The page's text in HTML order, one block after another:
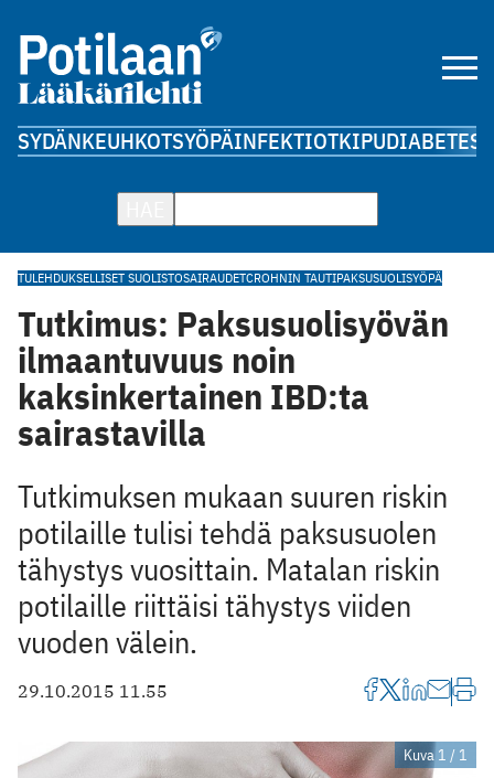
SYDÄNKEUHKOTSYÖPÄINFEKTIOTKIPUDIABETES
TULEHDUKSELLISET SUOLISTOSAIRAUDETCROHNIN TAUTIPAKSUSUOLISYÖPÄ
Tutkimus: Paksusuolisyövän
ilmaantuvuus noin
kaksinkertainen IBD:ta
sairastavilla
Tutkimuksen mukaan suuren riskin
potilaille tulisi tehdä paksusuolen
tähystys vuosittain. Matalan riskin
potilaille riittäisi tähystys viiden
vuoden välein.
29.10.2015 11.55
Kuva 1 / 1